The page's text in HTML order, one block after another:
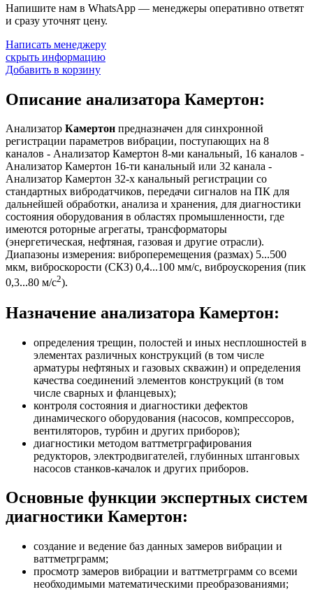
Напишите нам в WhatsApp — менеджеры оперативно ответят
и сразу уточнят цену.
Написать менеджеру
скрыть информацию
Добавить в корзину
Описание анализатора Камертон:
Анализатор Камертон предназначен для синхронной
регистрации параметров вибрации, поступающих на 8
каналов - Анализатор Камертон 8-ми канальный, 16 каналов -
Анализатор Камертон 16-ти канальный или 32 канала -
Анализатор Камертон 32-х канальный регистрации со
стандартных вибродатчиков, передачи сигналов на ПК для
дальнейшей обработки, анализа и хранения, для диагностики
состояния оборудования в областях промышленности, где
имеются роторные агрегаты, трансформаторы
(энергетическая, нефтяная, газовая и другие отрасли).
Диапазоны измерения: виброперемещения (размах) 5...500
мкм, виброскорости (СКЗ) 0,4...100 мм/с, виброускорения (пик
0,3...80 м/с2).
Назначение анализатора Камертон:
определения трещин, полостей и иных несплошностей в
элементах различных конструкций (в том числе
арматуры нефтяных и газовых скважин) и определения
качества соединений элементов конструкций (в том
числе сварных и фланцевых);
контроля состояния и диагностики дефектов
динамического оборудования (насосов, компрессоров,
вентиляторов, турбин и других приборов);
диагностики методом ваттметрграфирования
редукторов, электродвигателей, глубинных штанговых
насосов станков-качалок и других приборов.
Основные функции экспертных систем
диагностики Камертон:
создание и ведение баз данных замеров вибрации и
ваттметрграмм;
просмотр замеров вибрации и ваттметрграмм со всеми
необходимыми математическими преобразованиями;